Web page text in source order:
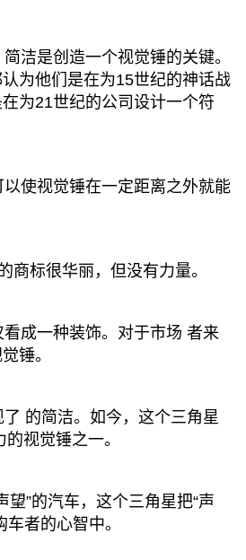
洁是创造一个视觉锤的关键。
为他们是在为15世纪的神话战
为21世纪的公司设计一个符
使视觉锤在一定距离之外就能
标很华丽，但没有力量。
成一种装饰。对于市场 者来
锤。
的简洁。如今，这个三角星
视觉锤之一。
”的汽车，这个三角星把“声
者的心智中。